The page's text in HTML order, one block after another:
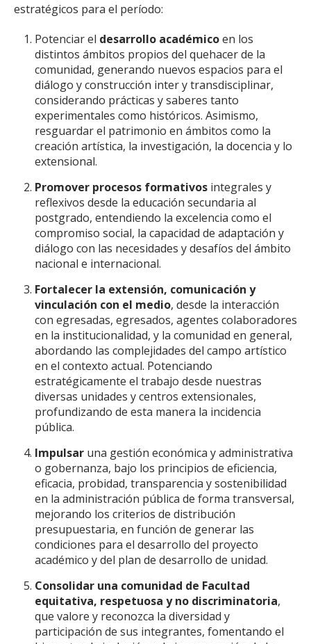
estratégicos para el período:
Potenciar el desarrollo académicoen los
distintos ámbitos propios del quehacer de la
comunidad, generando nuevos espacios para el
diálogo y construcción inter y transdisciplinar,
considerando prácticas y saberes tanto
experimentales como históricos. Asimismo,
resguardar el patrimonio en ámbitos como la
creación artística, la investigación, la docencia y lo
extensional.
Promover procesos formativos integrales y
reflexivos desde la educación secundaria al
postgrado, entendiendo la excelencia como el
compromiso social, la capacidad de adaptación y
diálogo con las necesidades y desafíos del ámbito
nacional e internacional.
Fortalecer la extensión, comunicación y
vinculación con el medio, desde la interacción
con egresadas, egresados, agentes colaboradores
en la institucionalidad, y la comunidad en general,
abordando las complejidades del campo artístico
en el contexto actual. Potenciando
estratégicamente el trabajo desde nuestras
diversas unidades y centros extensionales,
profundizando de esta manera la incidencia
pública.
Impulsar una gestión económica y administrativa
o gobernanza, bajo los principios de eficiencia,
eficacia, probidad, transparencia y sostenibilidad
en la administración pública de forma transversal,
mejorando los criterios de distribución
presupuestaria, en función de generar las
condiciones para el desarrollo del proyecto
académico y del plan de desarrollo de unidad.
Consolidar una comunidad de Facultad
equitativa, respetuosa y no discriminatoria,
que valore y reconozca la diversidad y
participación de sus integrantes, fomentando el